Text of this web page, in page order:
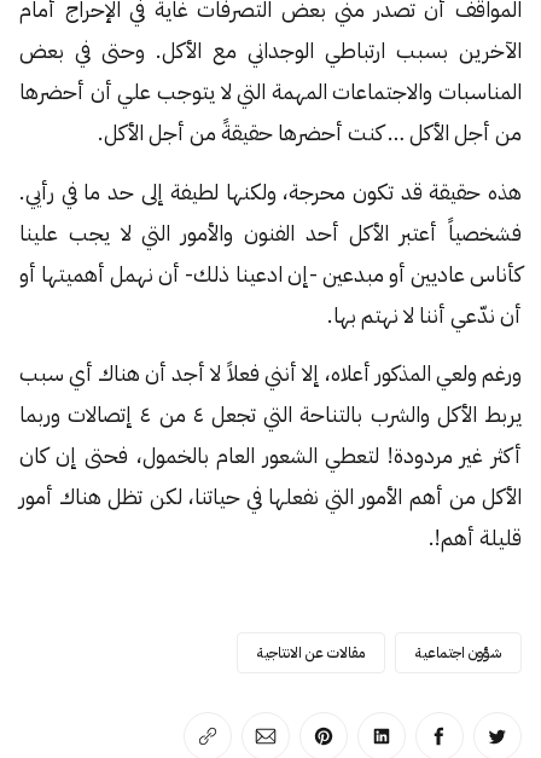
المواقف أن تصدر مني بعض التصرفات غاية في الإحراج أمام
الآخرين بسبب ارتباطي الوجداني مع الأكل. وحتى في بعض
المناسبات والاجتماعات المهمة التي لا يتوجب علي أن أحضرها
من أجل الأكل … كنت أحضرها حقيقةً من أجل الأكل.
هذه حقيقة قد تكون محرجة، ولكنها لطيفة إلى حد ما في رأيي.
فشخصياً أعتبر الأكل أحد الفنون والأمور التي لا يجب علينا
كأناس عاديين أو مبدعين -إن ادعينا ذلك- أن نهمل أهميتها أو
أن ندّعي أننا لا نهتم بها.
ورغم ولعي المذكور أعلاه، إلا أنني فعلاً لا أجد أن هناك أي سبب
يربط الأكل والشرب بالتناحة التي تجعل ٤ من ٤ إتصالات وربما
أكثر غير مردودة! لتعطي الشعور العام بالخمول، فحتى إن كان
الأكل من أهم الأمور التي نفعلها في حياتنا، لكن تظل هناك أمور
قليلة أهم!.
شؤون اجتماعية مقالات عن الانتاجية